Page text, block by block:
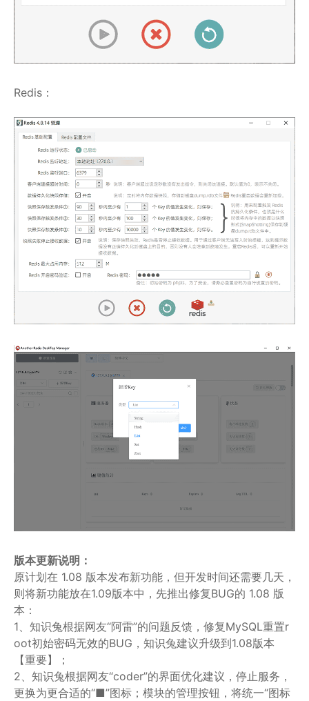
Redis：
版本更新说明：
原计划在 1.08 版本发布新功能，但开发时间还需要几天，
则将新功能放在1.09版本中，先推出修复BUG的 1.08 版
本：
1、知识兔根据网友“阿雷”的问题反馈，修复MySQL重置r
oot初始密码无效的BUG，知识兔建议升级到1.08版本
【重要】；
2、知识兔根据网友“coder”的界面优化建议，停止服务，
更换为更合适的“■”图标；模块的管理按钮，将统一“图标